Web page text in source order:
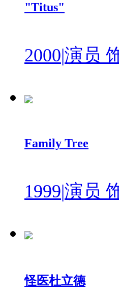
"Titus"
2000|演员
Family Tree
1999|演员
怪医杜立德